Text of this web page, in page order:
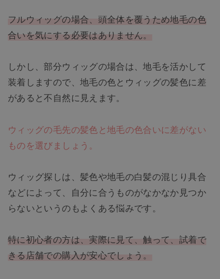
フルウィッグの場合、頭全体を覆うため地毛の色
合いを気にする必要はありません。
しかし、部分ウィッグの場合は、地毛を活かして
装着しますので、地毛の色とウィッグの髪色に差
があると不自然に見えます。
ウィッグの毛先の髪色と地毛の色合いに差がない
ものを選びましょう。
ウィッグ探しは、髪色や地毛の白髪の混じり具合
などによって、自分に合うものがなかなか見つか
らないというのもよくある悩みです。
特に初心者の方は、実際に見て、触って、試着で
きる店舗での購入が安心でしょう。